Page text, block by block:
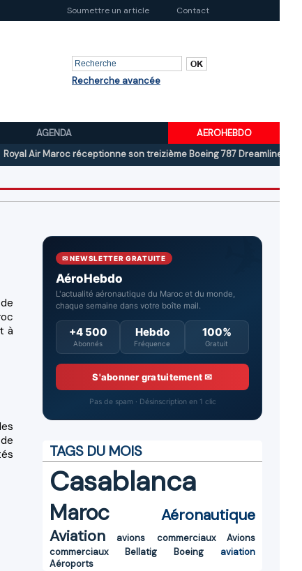
Soumettre un article Contact
Recherche avancée
AGENDA
AEROHEBDO
Maroc réceptionne son treizième Boeing 787 Dreamliner
Boeing
à
✉ NEWSLETTER GRATUITE
AéroHebdo
L'actualité aéronautique du Maroc et du monde,
chaque semaine dans votre boîte mail.
+4 500
Abonnés
Hebdo
Fréquence
100%
Gratuit
S'abonner gratuitement ✉
Pas de spam · Désinscription en 1 clic
TAGS DU MOIS
Casablanca
Maroc
Aéronautique
Aviation
avions commerciaux
Avions
commerciaux
Bellatig Boeing
aviation
Aéroports